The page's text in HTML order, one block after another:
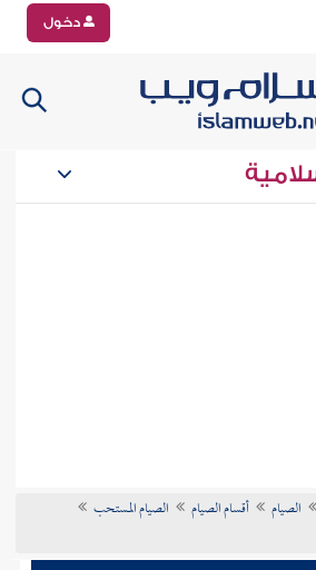
دخول
الصيام أقسام الصيام
الصيام المستحب